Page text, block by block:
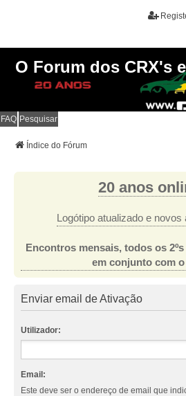
O Forum dos CRX's
FAQ Pesquisar
Índice do Fórum
20 anos
Logótipo atualizado e
Encontros mensais, todos os
em conjunto com o
Enviar email de Ativação
Utilizador:
Email:
Este deve ser o endereço de email que